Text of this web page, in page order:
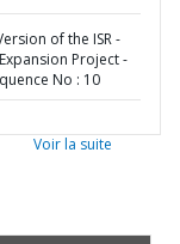
of the ISR -
Project -
No : 10
Voir la suite